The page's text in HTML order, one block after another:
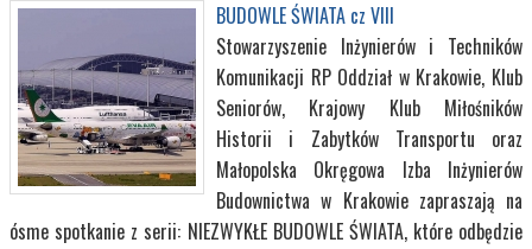
BUDOWLE ŚWIATA cz VIII
Stowarzyszenie Inżynierów i Techników
Komunikacji RP Oddział w Krakowie, Klub
Seniorów, Krajowy Klub Miłośników
Historii i Zabytków Transportu oraz
Małopolska Okręgowa Izba Inżynierów
Budownictwa w Krakowie zapraszają na
ósme spotkanie z serii: NIEZWYKŁE BUDOWLE ŚWIATA, które odbędzie